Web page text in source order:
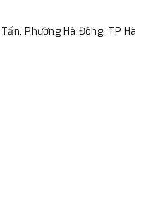
Phường Hà Đông, TP Hà